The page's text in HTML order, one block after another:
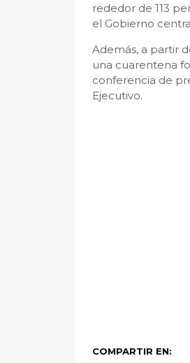
rededor de 113
el Gobierno
Además, a partir
una cuarentena
conferencia de
Ejecutivo.
COMPARTIR EN: